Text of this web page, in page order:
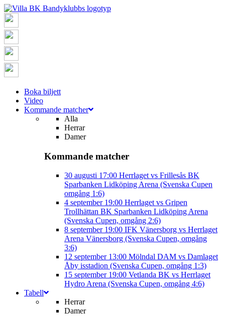
Boka biljett
Video
Kommande matcher
Alla
Herrar
Damer
Kommande matcher
30 augusti 17:00 Herrlaget vs Frillesås BK
Sparbanken Lidköping Arena (Svenska Cupen
omgång 1:6)
4 september 19:00 Herrlaget vs Gripen
Trollhättan BK Sparbanken Lidköping Arena
(Svenska Cupen, omgång 2:6)
8 september 19:00 IFK Vänersborg vs Herrlaget
Arena Vänersborg (Svenska Cupen, omgång
3:6)
12 september 13:00 Mölndal DAM vs Damlaget
Åby isstadion (Svenska Cupen, omgång 1:3)
15 september 19:00 Vetlanda BK vs Herrlaget
Hydro Arena (Svenska Cupen, omgång 4:6)
Tabell
Herrar
Damer